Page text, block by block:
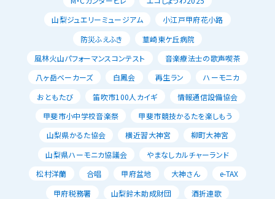
山梨ジュエリーミュージアム
小江戸甲府花小路
防災ふえふき
韮崎東ケ丘病院
風林火山パフォーマンスコンテスト
音楽療法士の歌声喫茶
八ヶ岳ベーカーズ
白鳳会 再生ラン
ハーモニカ
おともたび
笛吹市100人カイギ
情報通信設備協会
甲斐市小中学校音楽祭
甲斐市競技かるたを楽しもう
山梨県かるた協会
横近習大神宮
柳町大神宮
山梨県ハーモニカ協議会
やまなしカルチャーランド
松村洋蘭
合唱 甲府盆地 大神さん
e-TAX
甲府税務署
山梨鈴木助成財団
酒折連歌